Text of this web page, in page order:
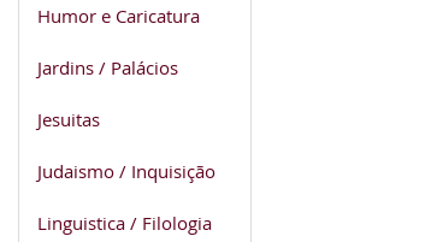
Humor e Caricatura
Jardins / Palácios
Jesuitas
Judaismo / Inquisição
Linguistica / Filologia